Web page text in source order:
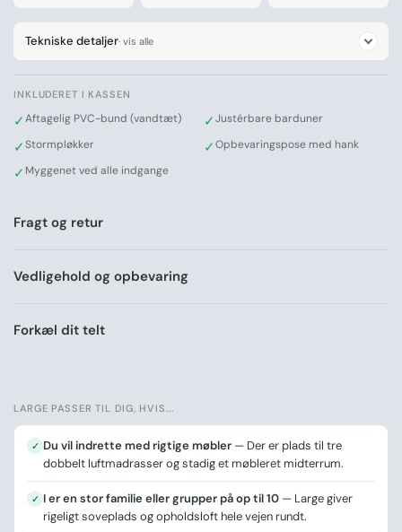
Ideel til kreativ indretning med rigtige møbler
Fås i Sand og Grøn
Fremstillet i åndbar bomuldsblanding med lang
holdbarhed
stjernerne
Klar til at opgradere glampingoplevelsen?
Large er det telt, der giver dig frihed til at indrette præcis
det leveret direkte til din dør.
vores interaktive størrelsesguide
Tekniske detaljer· vis alle
INKLUDERET I KASSEN
✓Aftagelig PVC-bund (vandtæt) ✓Justérbare barduner
✓Stormpløkker ✓Opbevaringspose med hank
✓ Myggenet ved alle indgange
Fragt og retur
Vedligehold og opbevaring
Forkæl dit telt
LARGE PASSER TIL DIG, HVIS...
✓ Du vil indrette med rigtige møbler — Der er plads til tre
dobbelt luftmadrasser og stadig et møbleret midterrum.
✓ I er en stor familie eller grupper på op til 10 — Large giver
rigeligt soveplads og opholdsloft hele vejen rundt.